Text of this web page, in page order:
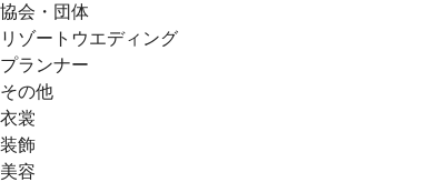
協会・団体
リゾートウエディング
プランナー
その他
衣裳
装飾
美容